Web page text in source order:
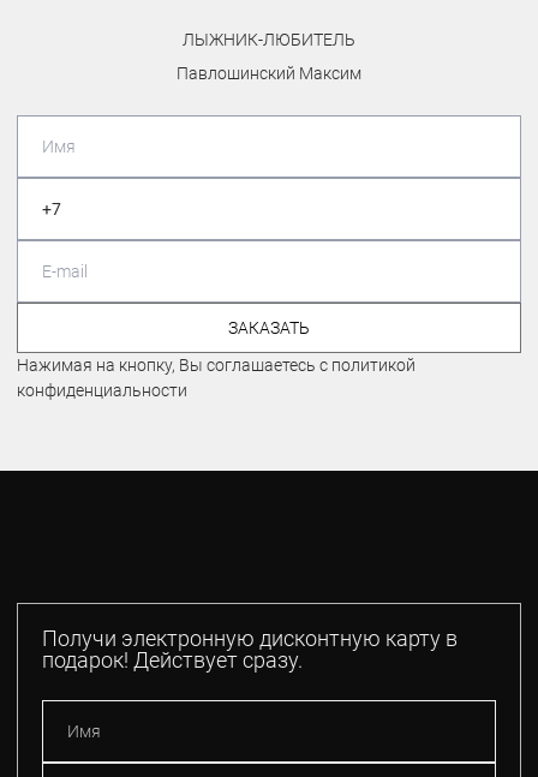
ЛЫЖНИК-ЛЮБИТЕЛЬ
Павлошинский Максим
ЗАКАЗАТЬ
Нажимая на кнопку, Вы соглашаетесь с политикой
конфиденциальности
Получи электронную дисконтную карту в
подарок! Действует сразу.